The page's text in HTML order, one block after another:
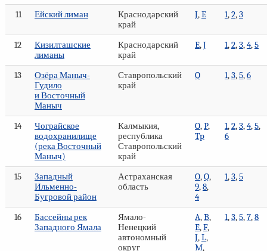
11 Ейский лиман
Краснодарский
край
J,E 1,2,3
12
Кизилташские
лиманы
Краснодарский
край
E,J 1,2,3,4,5
13
Озёра Маныч-
Гудило
и Восточный
Маныч
Ставропольский
край
Q 1,3,5,6
14
Чограйское
водохранилище
(река Восточный
Маныч)
Калмыкия,
республика
Ставропольский
край
O,P,
Tp
1,2,3,4,5,
6
15
Западный
Ильменно-
Бугровой район
Астраханская
область
O,Q,
9,8,
4
1,3,5
16
Бассейны рек
Западного Ямала
Ямало-
Ненецкий
автономный
округ
A,B,
E,F,
J,L,
M,
1,3,5,7,8